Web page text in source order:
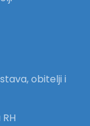
obitelji i